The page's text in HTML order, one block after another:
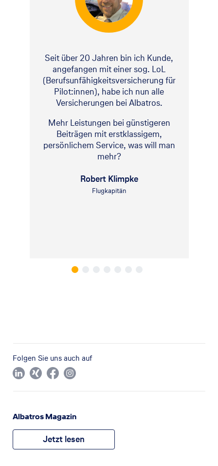
Seit über 20 Jahren bin ich Kunde,
angefangen mit einer sog. LoL
(Berufsunfähigkeitsversicherung für
Pilot:innen), habe ich nun alle
Versicherungen bei Albatros.
Mehr Leistungen bei günstigeren
Beiträgen mit erstklassigem,
persönlichem Service, was will man
mehr?
Robert Klimpke
Flugkapitän
Folgen Sie uns auch auf
Albatros Magazin
Jetzt lesen